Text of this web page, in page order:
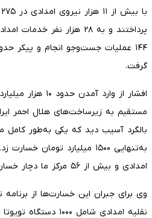
گرفت.
مستقیم به زیرساخت‌های هلال احمر
بالگرد آسیب دید که یکی به‌طور
امدادی و بیش از ۵۶ مرکز ما دچار خسارت شدند.